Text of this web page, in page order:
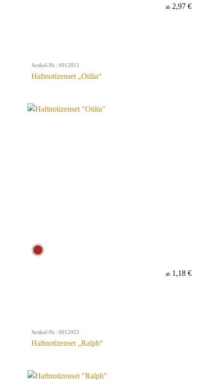
ab 2,97 €
Artikel-Nr.: 0012815
Haftnotizenset „Otilia“
ab 1,18 €
Artikel-Nr.: 0012953
Haftnotizenset „Ralph“